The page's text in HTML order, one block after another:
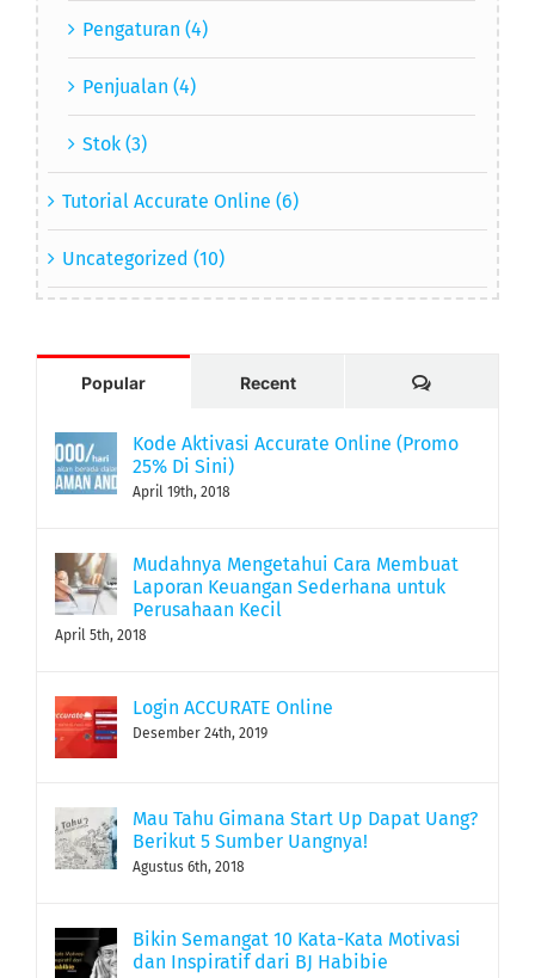
Pengaturan (4)
Penjualan (4)
Stok (3)
Tutorial Accurate Online (6)
Uncategorized (10)
Popular Recent Comments
Kode Aktivasi Accurate Online (Promo
25% Di Sini)
April 19th, 2018
Mudahnya Mengetahui Cara Membuat
Laporan Keuangan Sederhana untuk
Perusahaan Kecil
April 5th, 2018
Login ACCURATE Online
Desember 24th, 2019
Mau Tahu Gimana Start Up Dapat Uang?
Berikut 5 Sumber Uangnya!
Agustus 6th, 2018
Bikin Semangat 10 Kata-Kata Motivasi
dan Inspiratif dari BJ Habibie